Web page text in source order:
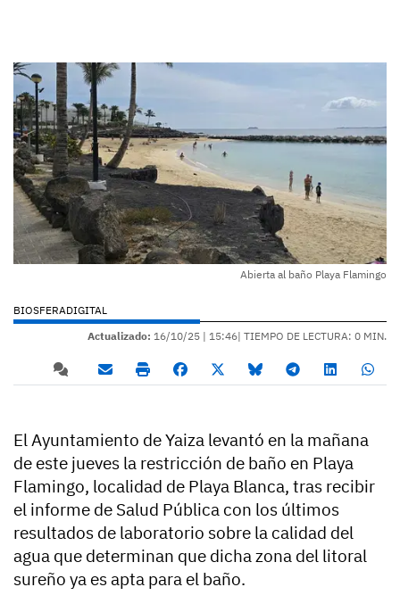
Abierta al baño Playa Flamingo
BIOSFERADIGITAL
Actualizado: 16/10/25 | 15:46| TIEMPO DE LECTURA: 0 MIN.
El Ayuntamiento de Yaiza levantó en la mañana
de este jueves la restricción de baño en Playa
Flamingo, localidad de Playa Blanca, tras recibir
el informe de Salud Pública con los últimos
resultados de laboratorio sobre la calidad del
agua que determinan que dicha zona del litoral
sureño ya es apta para el baño.